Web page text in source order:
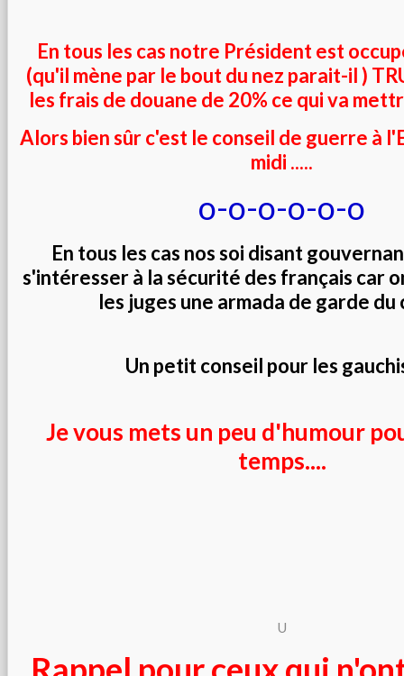
En tous les cas notre Président est
(qu'il mène par le bout du nez parait-il )
les frais de douane de 20% ce qui va
Alors bien sûr c'est le conseil de guerre à
midi .....
o-o-o-o-o-o
En tous les cas nos soi disant
s'intéresser à la sécurité des français car
les juges une armada de garde du
Un petit conseil pour les
Je vous mets un peu d'humour
temps....
U